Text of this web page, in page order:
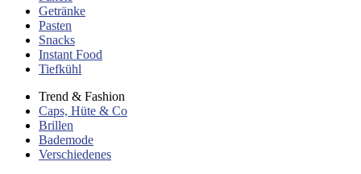
Getränke
Pasten
Snacks
Instant Food
Tiefkühl
Trend & Fashion
Caps, Hüte & Co
Brillen
Bademode
Verschiedenes